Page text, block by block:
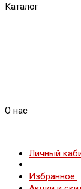
Каталог
О нас
Личный
Избранное